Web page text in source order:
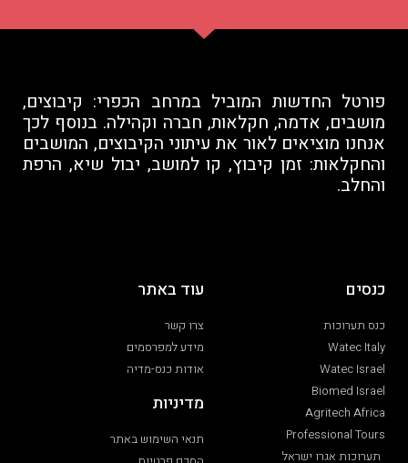
פורטל החדשות המוביל במרחב הכפרי: קיבוצים,
מושבים, אדמה, חקלאות, חברה וקהילה. בנוסף לכך
אנחנו מוציאים לאור את עיתוני הקיבוצים, המושבים
והחקלאות: זמן קיבוץ, קו למושב, יבול שיא, הרפת
והחלב.
כנסים
כנס תערוכות
Watec Italy
Watec Israel
Biomed Israel
Agritech Africa
Professional Tours
תערוכות אגרו ישראל
עוד באתר
צרו קשר
מידע למפרסמים
אודות כנס-מדיה
מדיניות
תנאי השימוש באתר